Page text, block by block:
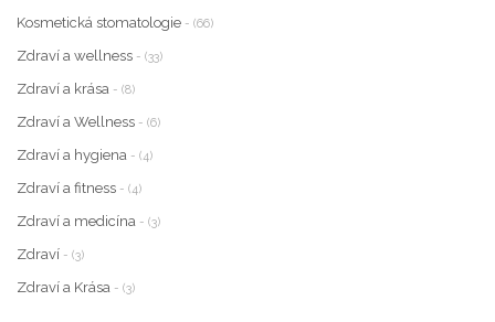
Kosmetická stomatologie - (66)
Zdraví a wellness - (33)
Zdraví a krása - (8)
Zdraví a Wellness - (6)
Zdraví a hygiena - (4)
Zdraví a fitness - (4)
Zdraví a medicína - (3)
Zdraví - (3)
Zdraví a Krása - (3)